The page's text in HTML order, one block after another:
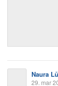
Naura
29. mar